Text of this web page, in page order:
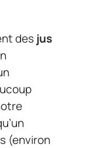
desjus
(environ